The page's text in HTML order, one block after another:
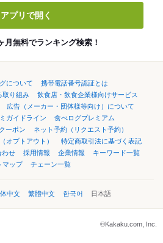
アプリで開く
月無料でランキング検索！
について
携帯電話番号認証とは
取り組み
飲食店・飲食企業様向けサービス
広告（メーカー・団体様等向け）について
ガイドライン
食べログプレミアム
ーポン
ネット予約（リクエスト予約）
オプトアウト）
特定商取引法に基づく表記
わせ 採用情報 企業情報
キーワード一覧
マップ
チェーン一覧
中文 繁體中文 한국어 日本語
©Kakaku.com, Inc.